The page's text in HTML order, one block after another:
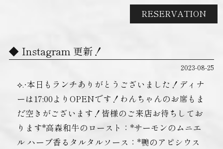
RESERVATION
Instagram 更新！
2023-08-25
⟡.·本日もランチありがとうございました！ディナ
ーは17:00よりOPENです！わんちゃんのお席もま
だ空きがございます！皆様のご来店お待ちしてお
ります*高森和牛のロースト：*サーモンのムニエ
ル ハーブ香るタルタルソース：*鴨のアピシウス